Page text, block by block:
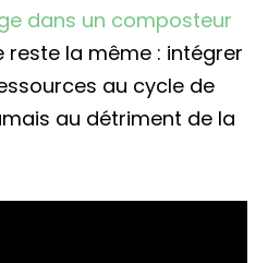
dans un composteur
reste la même : intégrer
au cycle de
au détriment de la